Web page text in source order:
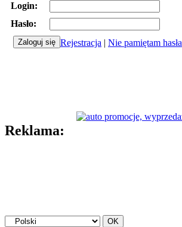
Login:
Hasło:
Rejestracja | Nie pamiętam hasła
Reklama: